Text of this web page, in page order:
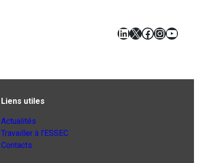
LinkedIn
X Facebook
Liens utiles
Actualités
Travailler à l’ESSEC
Contacts